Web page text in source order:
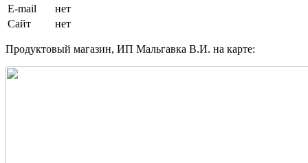
E-mail
нет
Сайт
нет
Продуктовый магазин, ИП Мальгавка В.И. на карте: